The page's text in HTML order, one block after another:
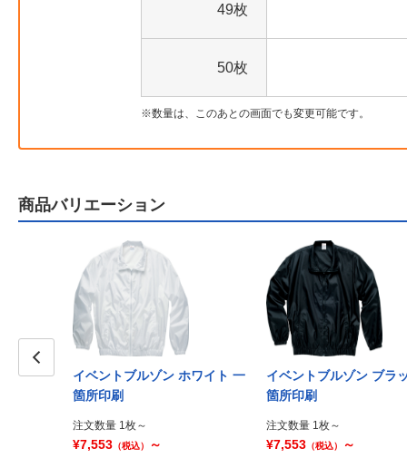
49枚
50枚
数量は、このあとの画面でも変更可能です。
商品バリエーション
イベントブルゾン ホワイト 一
箇所印刷
注文数量 1枚～
¥7,553 （税込） ～
イベントブルゾン ブラ
箇所印刷
注文数量 1枚～
¥7,553 （税込） ～